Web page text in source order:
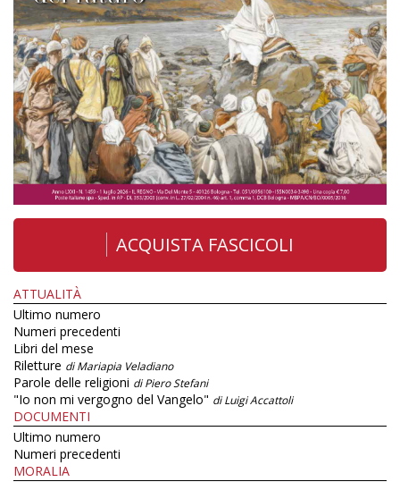
ACQUISTA FASCICOLI
ATTUALITÀ
Ultimo numero
Numeri precedenti
Libri del mese
Riletture di Mariapia Veladiano
Parole delle religioni di Piero Stefani
"Io non mi vergogno del Vangelo" di Luigi Accattoli
DOCUMENTI
Ultimo numero
Numeri precedenti
MORALIA